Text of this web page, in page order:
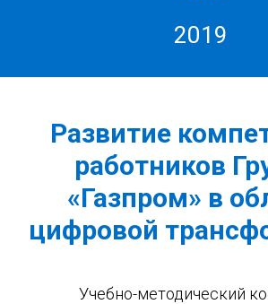
2019
Развитие
работников
«Газпром» в
цифровой
Учебно-методический